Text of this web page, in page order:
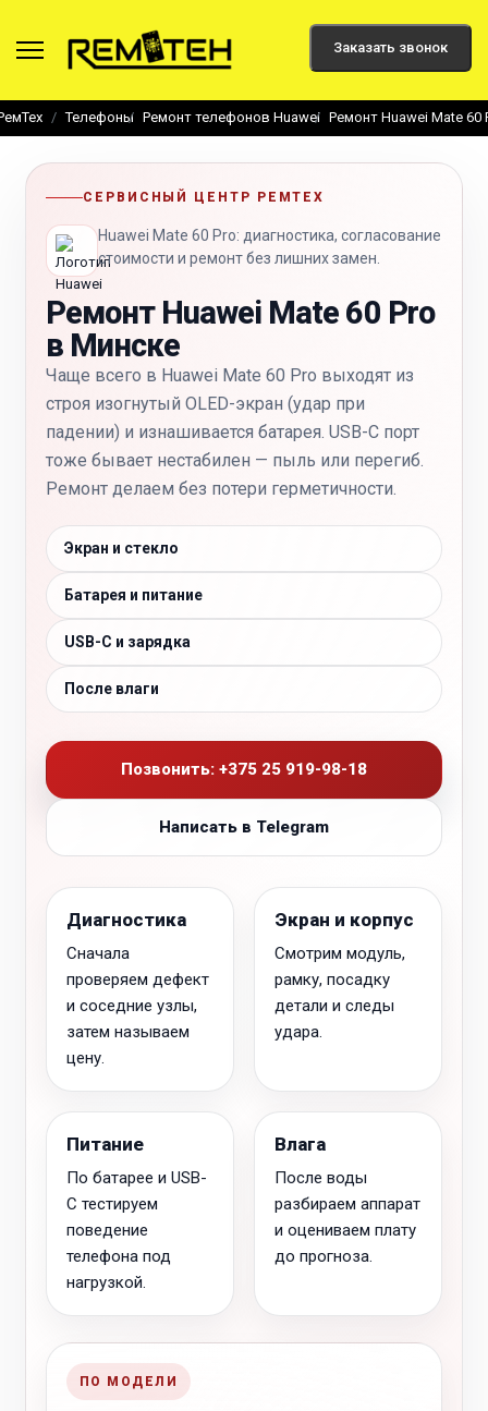
Заказать звонок
Телефоны Ремонт телефонов Huawei Ремонт Huawei Mate 60
СЕРВИСНЫЙ ЦЕНТР РЕМТЕХ
Huawei Mate 60 Pro: диагностика, согласование
стоимости и ремонт без лишних замен.
Ремонт Huawei Mate 60 Pro
в Минске
Чаще всего в Huawei Mate 60 Pro выходят из
строя изогнутый OLED-экран (удар при
падении) и изнашивается батарея. USB-C порт
тоже бывает нестабилен — пыль или перегиб.
Ремонт делаем без потери герметичности.
Экран и стекло
Батарея и питание
USB-C и зарядка
После влаги
Позвонить: +375 25 919-98-18
Написать в Telegram
Диагностика
Сначала
проверяем дефект
и соседние узлы,
затем называем
цену.
Экран и корпус
Смотрим модуль,
рамку, посадку
детали и следы
удара.
Питание
По батарее и USB-
C тестируем
поведение
телефона под
нагрузкой.
Влага
После воды
разбираем аппарат
и оцениваем плату
до прогноза.
ПО МОДЕЛИ